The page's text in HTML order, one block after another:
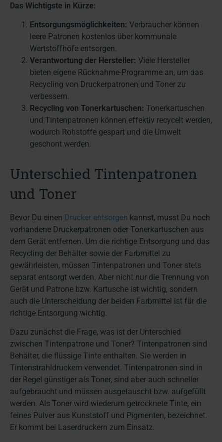
Das Wichtigste in Kürze:
Entsorgungsmöglichkeiten: Verbraucher können
leere Patronen kostenlos über kommunale
Wertstoffhöfe entsorgen.
Verantwortung der Hersteller: Viele Hersteller
bieten eigene Rücknahme-Programme an, um das
Recycling von Druckerpatronen und Toner zu
verbessern.
Recycling von Tonerkartuschen: Tonerkartuschen
und Tintenpatronen können effektiv recycelt werden,
wodurch Rohstoffe gespart und die Umwelt
geschont werden.
Unterschied Tintenpatronen
und Toner
Bevor Du einen Drucker entsorgen kannst, musst Du noch
vorhandene Druckerpatronen oder Tonerkartuschen aus
dem Gerät entfernen. Um die richtige Entsorgung und das
Recycling der Behälter sowie der Farbmittel zu
gewährleisten, müssen Tintenpatronen und Toner stets
separat entsorgt werden. Aber nicht nur die Trennung von
Gerät und Patrone bzw. Kartusche ist wichtig, sondern
auch die Unterscheidung der beiden Farbmittel ist für die
richtige Entsorgung wichtig.
Dazu zunächst die Frage, was ist der Unterschied
zwischen Tintenpatrone und Toner? Tintenpatronen sind
Behälter, die flüssige Tinte enthalten. Sie werden in
Tintenstrahldruckern verwendet. Tintenpatronen sind in
der Regel günstiger als Toner, sind aber auch schneller
aufgebraucht und müssen ausgetauscht bzw. aufgefüllt
werden. Als Toner wird wiederum getrocknete Tinte, ein
feines Pulver aus Kunststoff und Pigmenten, bezeichnet.
Er kommt bei Laserdruckern zum Einsatz.